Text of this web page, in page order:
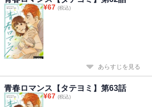
¥67 (税込)
あらすじを見る
青春ロマンス【タテヨミ】第63話
¥67 (税込)